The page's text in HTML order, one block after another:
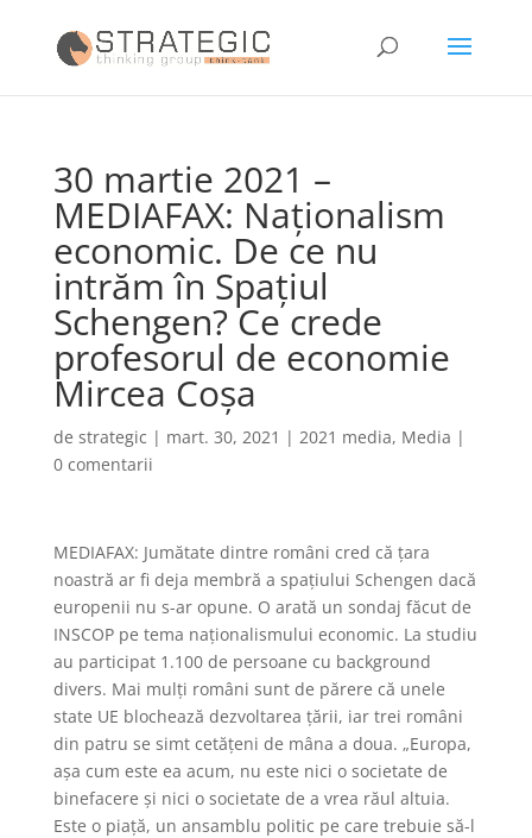
30 martie 2021 –
MEDIAFAX: Naţionalism
economic. De ce nu
intrăm în Spaţiul
Schengen? Ce crede
profesorul de economie
Mircea Coşa
de strategic | mart. 30, 2021 | 2021 media, Media |
0 comentarii
MEDIAFAX: Jumătate dintre români cred că ţara
noastră ar fi deja membră a spaţiului Schengen dacă
europenii nu s-ar opune. O arată un sondaj făcut de
INSCOP pe tema naţionalismului economic. La studiu
au participat 1.100 de persoane cu background
divers. Mai mulţi români sunt de părere că unele
state UE blochează dezvoltarea ţării, iar trei români
din patru se simt cetăţeni de mâna a doua. „Europa,
aşa cum este ea acum, nu este nici o societate de
binefacere şi nici o societate de a vrea răul altuia.
Este o piaţă, un ansamblu politic pe care trebuie să-l